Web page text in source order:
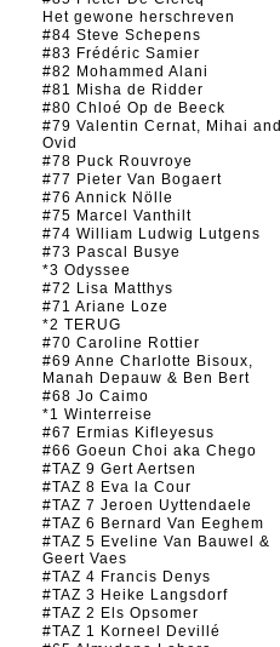
Het gewone herschreven
#84 Steve Schepens
#83 Frédéric Samier
#82 Mohammed Alani
#81 Misha de Ridder
#80 Chloé Op de Beeck
#79 Valentin Cernat, Mihai and
Ovid
#78 Puck Rouvroye
#77 Pieter Van Bogaert
#76 Annick Nölle
#75 Marcel Vanthilt
#74 William Ludwig Lutgens
#73 Pascal Busye
*3 Odyssee
#72 Lisa Matthys
#71 Ariane Loze
*2 TERUG
#70 Caroline Rottier
#69 Anne Charlotte Bisoux,
Manah Depauw & Ben Bert
#68 Jo Caimo
*1 Winterreise
#67 Ermias Kifleyesus
#66 Goeun Choi aka Chego
#TAZ 9 Gert Aertsen
#TAZ 8 Eva la Cour
#TAZ 7 Jeroen Uyttendaele
#TAZ 6 Bernard Van Eeghem
#TAZ 5 Eveline Van Bauwel &
Geert Vaes
#TAZ 4 Francis Denys
#TAZ 3 Heike Langsdorf
#TAZ 2 Els Opsomer
#TAZ 1 Korneel Devillé